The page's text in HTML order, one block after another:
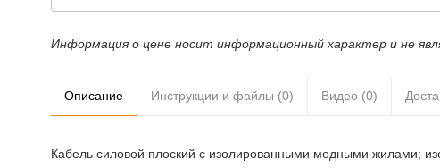
Информация о цене носит информационный характер и не
Описание Инструкции и файлы (0) Видео (0)
Кабель силовой плоский с изолированными медными жилами;